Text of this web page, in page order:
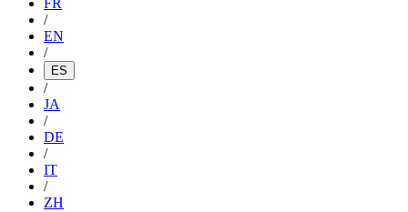
FR
/
EN
/
ES
/
JA
/
DE
/
IT
/
ZH